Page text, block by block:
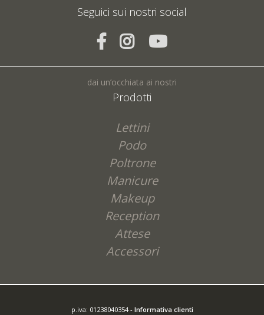
Seguici sui nostri social
dai un’occhiata ai nostri
Prodotti
Lettini
Podo
Poltrone
Manicure
Makeup
Reception
Attese
Accessori
p.iva: 01238040354 - Informativa clienti